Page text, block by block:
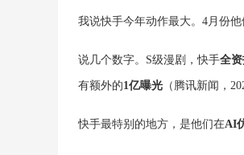
我说快手今年动作最大。4月份
说几个数字。S级漫剧，快手全
有额外的1亿曝光 （腾讯新闻，
快手最特别的地方，是他们在AI